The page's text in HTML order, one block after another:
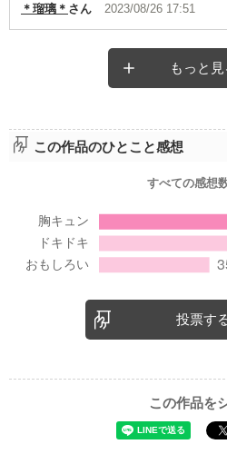
＊瑠璃＊ さん 2023/08/26 17:51
もっと見
この作品のひとこと感想
すべての感想
投票す
この作品を